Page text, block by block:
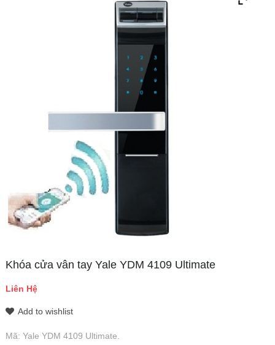
Khóa cửa vân tay Yale YDM 4109 Ultimate
Liên Hệ
Add to wishlist
Mã: Yale YDM 4109 Ultimate